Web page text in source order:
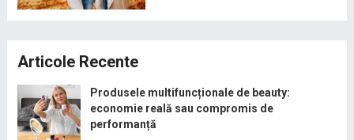
Articole Recente
Produsele multifuncționale de beauty:
economie reală sau compromis de
performanță